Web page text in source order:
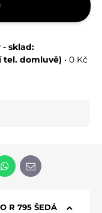
- sklad:
tel. domluvě) •0 Kč
WhatsApp
E-mail
R 795 ŠEDÁ